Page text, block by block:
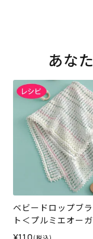
あな
ベビードロップブ
ト＜プルミエオー
コットン＞（レシピ
¥110